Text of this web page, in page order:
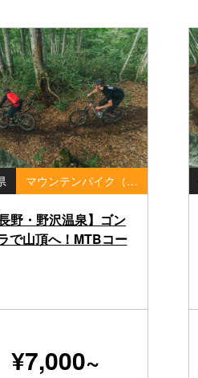
マウンテンバイク（MTB）・ダウンヒル
長野・野沢温泉】ゴン
で山頂へ！MTBコー
¥7,000~